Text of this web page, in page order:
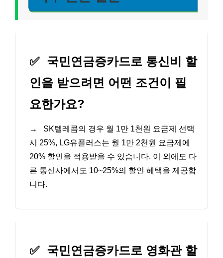
✅ 국민연금증카드로 통신비 할
인을 받으려면 어떤 조건이 필
요한가요?
→
SK텔레콤의 경우 월 1만 1천원 요금제 선택
시 25%, LG유플러스는 월 1만 2천원 요금제에
20% 할인을 적용받을 수 있습니다. 이 외에도 다
른 통신사에서도 10~25%의 할인 혜택을 제공합
니다.
✅ 국민연금증카드로 영화관 할